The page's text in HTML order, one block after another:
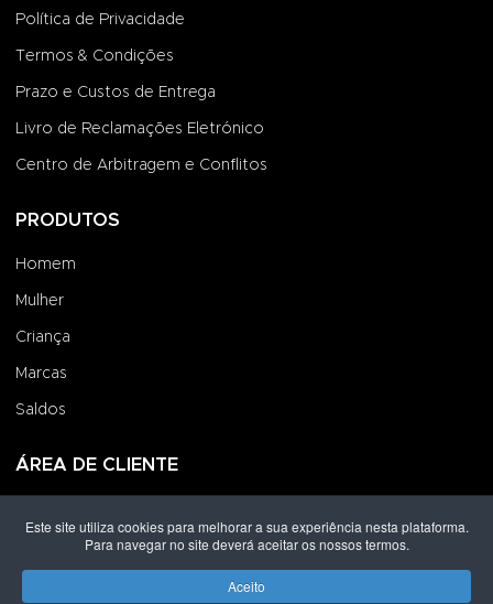
Política de Privacidade
Termos & Condições
Prazo e Custos de Entrega
Livro de Reclamações Eletrónico
Centro de Arbitragem e Conflitos
PRODUTOS
Homem
Mulher
Criança
Marcas
Saldos
ÁREA DE CLIENTE
Criar uma Conta
Este site utiliza cookies para melhorar a sua experiência nesta plataforma.
Para navegar no site deverá aceitar os nossos termos.
Aceito